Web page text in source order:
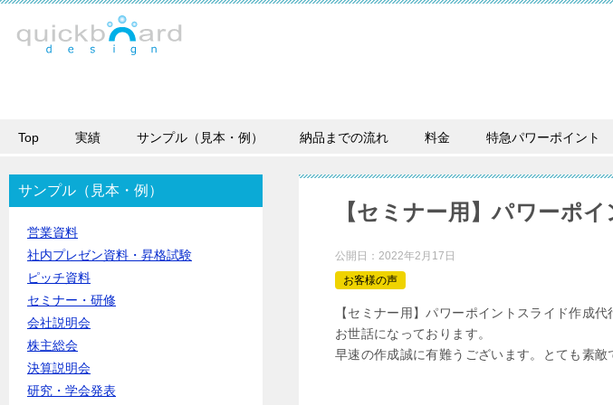
Top 実績 サンプル（見本・例） 納品までの流れ 料金 特急パワーポイント
【セミナー用】パワーポ
公開日： 2022年2月17日
お客様の声
【セミナー用】パワーポイントスライド作成代
お世話になっております。
早速の作成誠に有難うございます。とても素敵
サンプル（見本・例）
営業資料
社内プレゼン資料・昇格試験
ピッチ資料
セミナー・研修
会社説明会
株主総会
決算説明会
研究・学会発表